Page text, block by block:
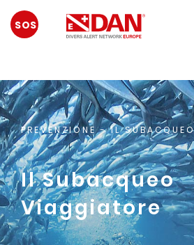
EMERGENZA
PREVENZIONE- IL
Il Subacqueo
Viaggiatore